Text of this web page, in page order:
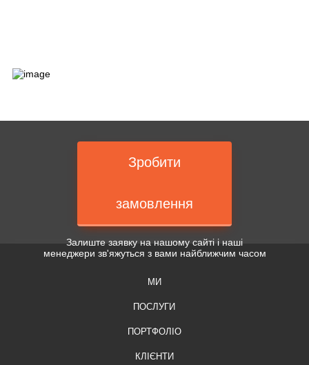
Зробити
замовлення
Залиште заявку на нашому сайті і наші
менеджери зв'яжуться з вами найближчим часом
МИ
ПОСЛУГИ
ПОРТФОЛІО
КЛІЄНТИ